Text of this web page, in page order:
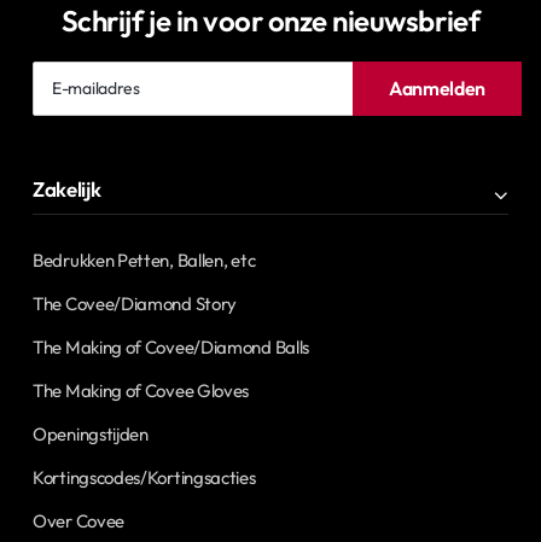
Schrijf je in voor onze nieuwsbrief
Aanmelden
Zakelijk
Bedrukken Petten, Ballen, etc
The Covee/Diamond Story
The Making of Covee/Diamond Balls
The Making of Covee Gloves
Openingstijden
Kortingscodes/Kortingsacties
Over Covee